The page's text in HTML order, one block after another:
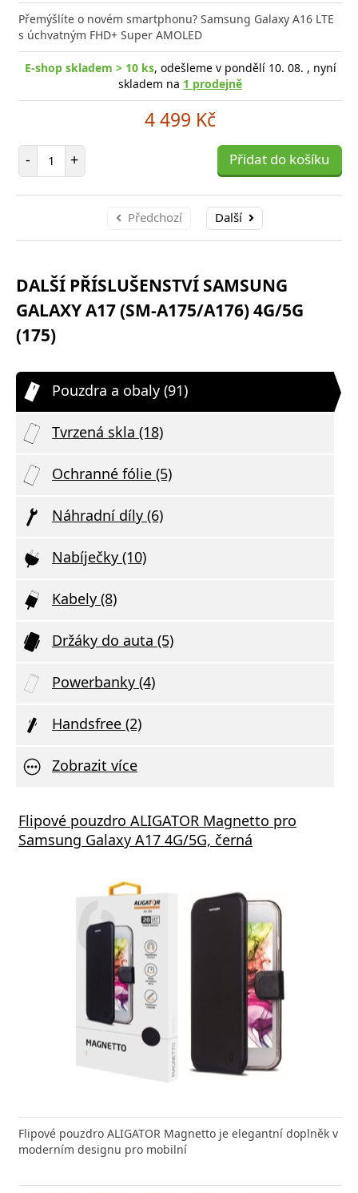
Přemýšlíte o novém smartphonu? Samsung Galaxy A16 LTE
s úchvatným FHD+ Super AMOLED
E-shop skladem > 10 ks, odešleme v pondělí 10. 08. , nyní
skladem na 1 prodejně
4 499 Kč
- Počet položek
+ Přidat do košíku
Předchozí Další
DALŠÍ PŘÍSLUŠENSTVÍ SAMSUNG
GALAXY A17 (SM-A175/A176) 4G/5G
(175)
Pouzdra a obaly (91)
Tvrzená skla (18)
Ochranné fólie (5)
Náhradní díly (6)
Nabíječky (10)
Kabely (8)
Držáky do auta (5)
Powerbanky (4)
Handsfree (2)
Zobrazit více
Flipové pouzdro ALIGATOR Magnetto pro
Samsung Galaxy A17 4G/5G, černá
Flipové pouzdro ALIGATOR Magnetto je elegantní doplněk v
moderním designu pro mobilní